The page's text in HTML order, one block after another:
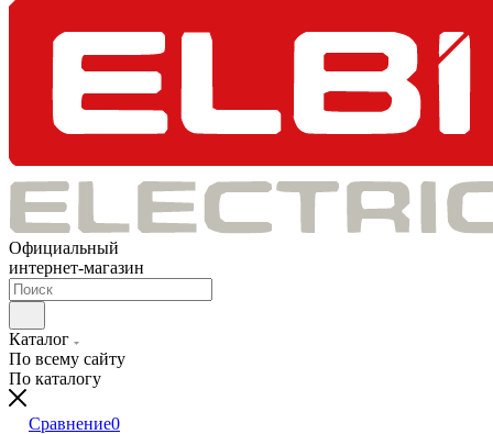
Официальный
интернет-магазин
Каталог
По всему сайту
По каталогу
Сравнение0